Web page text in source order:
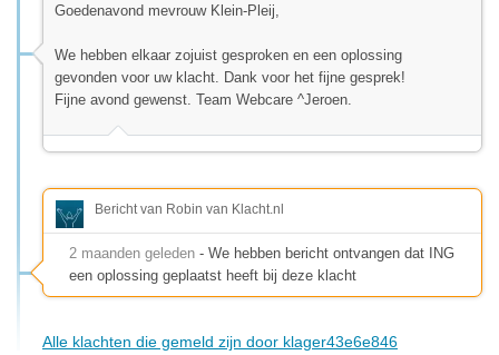
Goedenavond mevrouw Klein-Pleij,
We hebben elkaar zojuist gesproken en een oplossing
gevonden voor uw klacht. Dank voor het fijne gesprek!
Fijne avond gewenst. Team Webcare ^Jeroen.
Bericht van Robin van Klacht.nl
2 maanden geleden - We hebben bericht ontvangen dat ING
een oplossing geplaatst heeft bij deze klacht
Alle klachten die gemeld zijn door klager43e6e846